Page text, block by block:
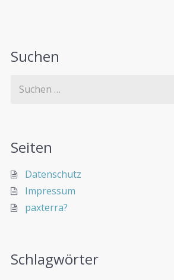
Suchen
Seiten
Datenschutz
Impressum
paxterra?
Schlagwörter